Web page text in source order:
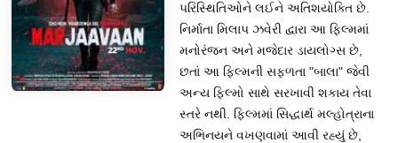
પરિસ્થિતિઓને લઈને અતિશયોક્તિ છે.
નિર્માતા મિલાપ ઝવેરી દ્વારા આ ફિલ્મમાં
મનોરંજન અને મજેદાર ડાયલોગ્સ છે,
છતાં આ ફિલ્મની સફળતા "બાલા" જેવી
અન્ય ફિલ્મો સાથે સરખાવી શકાય તેવા
સ્તરે નથી. ફિલ્મમાં સિદ્ધાર્થ મલ્હોત્રાના
અભિનયને વખણવામાં આવી રહ્યું છે,